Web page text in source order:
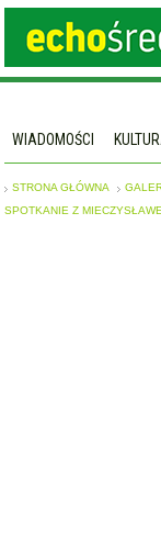
WIADOMOŚCI
STRONA GŁÓWNA
SPOTKANIE Z